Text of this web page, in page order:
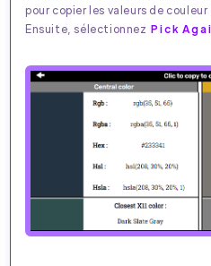
pour copier les valeurs de
Ensuite, sélectionnez Pick